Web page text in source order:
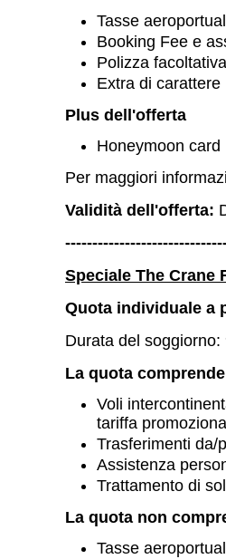
Tasse
Booking Fee e
Polizza
Extra di
Plus dell'offerta
Honeymoon card
Per maggiori
Validità dell'offerta:
Speciale The Crane
Quota individuale a
Durata del
La quota comprende
Voli
tariffa
Trasferimenti da/
Assistenza
Trattamento di
La quota non
Tasse